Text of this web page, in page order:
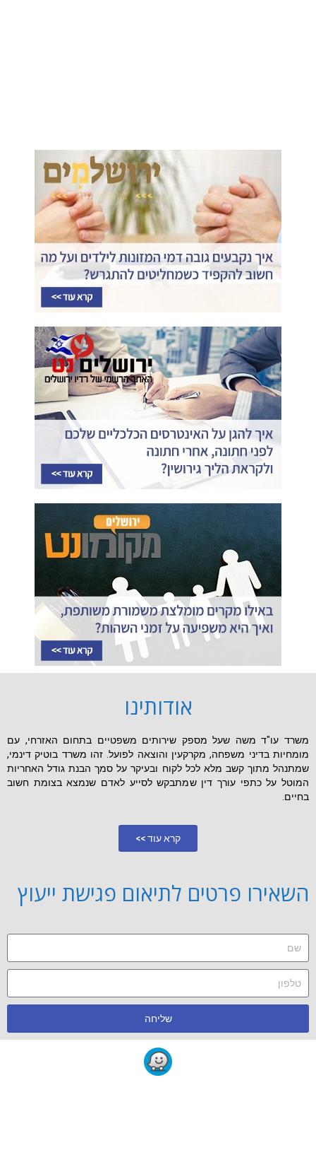
אודותינו
משרד עו"ד משה שעל מספק שירותים משפטיים בתחום האזרחי, עם
מומחיות בדיני משפחה, מקרקעין והוצאה לפועל. זהו משרד בוטיק דינמי,
שמתנהל מתוך קשב מלא לכל לקוח ובעיקר על סמך הבנת גודל האחריות
המוטל על כתפי עורך דין שמתבקש לסייע לאדם שנמצא בצומת חשוב
בחיים.
קרא עוד >>
השאירו פרטים לתיאום פגישת ייעוץ
שליחה